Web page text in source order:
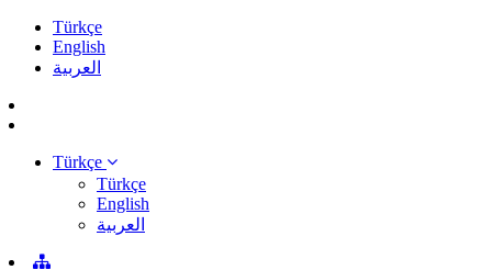
Türkçe
English
العربية
Türkçe
Türkçe
English
العربية